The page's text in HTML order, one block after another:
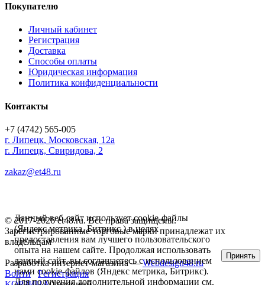
Покупателю
Личный кабинет
Регистрация
Доставка
Способы оплаты
Юридическая информация
Политика конфиденциальности
Контакты
+7 (4742) 565-005
г. Липецк, Московская, 12а
г. Липецк, Свиридова, 2
zakaz@et48.ru
© 2017-2026 et48.ru. Все права защищены.
Зарегистрированные торговые марки принадлежат их
владельцам
Разработка интернет-магазина —Webdesign48.ru
Войти
Регистрация
Данный веб-сайт использует cookie-файлы
(Яндекс метрика, Битрикс ) в целях
предоставления вам лучшего пользовательского
опыта на нашем сайте. Продолжая использовать
данный сайт, вы соглашаетесь с использованием
нами cookie-файлов (Яндекс метрика, Битрикс).
Для получения дополнительной информации см.
Принять